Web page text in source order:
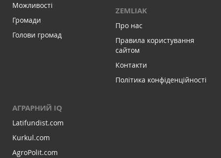
Можливості
Громади
Голови громад
ZEMLIAK
Про нас
Правила користування
сайтом
Контакти
Політика конфіденційності
АГРАРНИЙ IQ
Latifundist.com
Kurkul.com
AgroPolit.com